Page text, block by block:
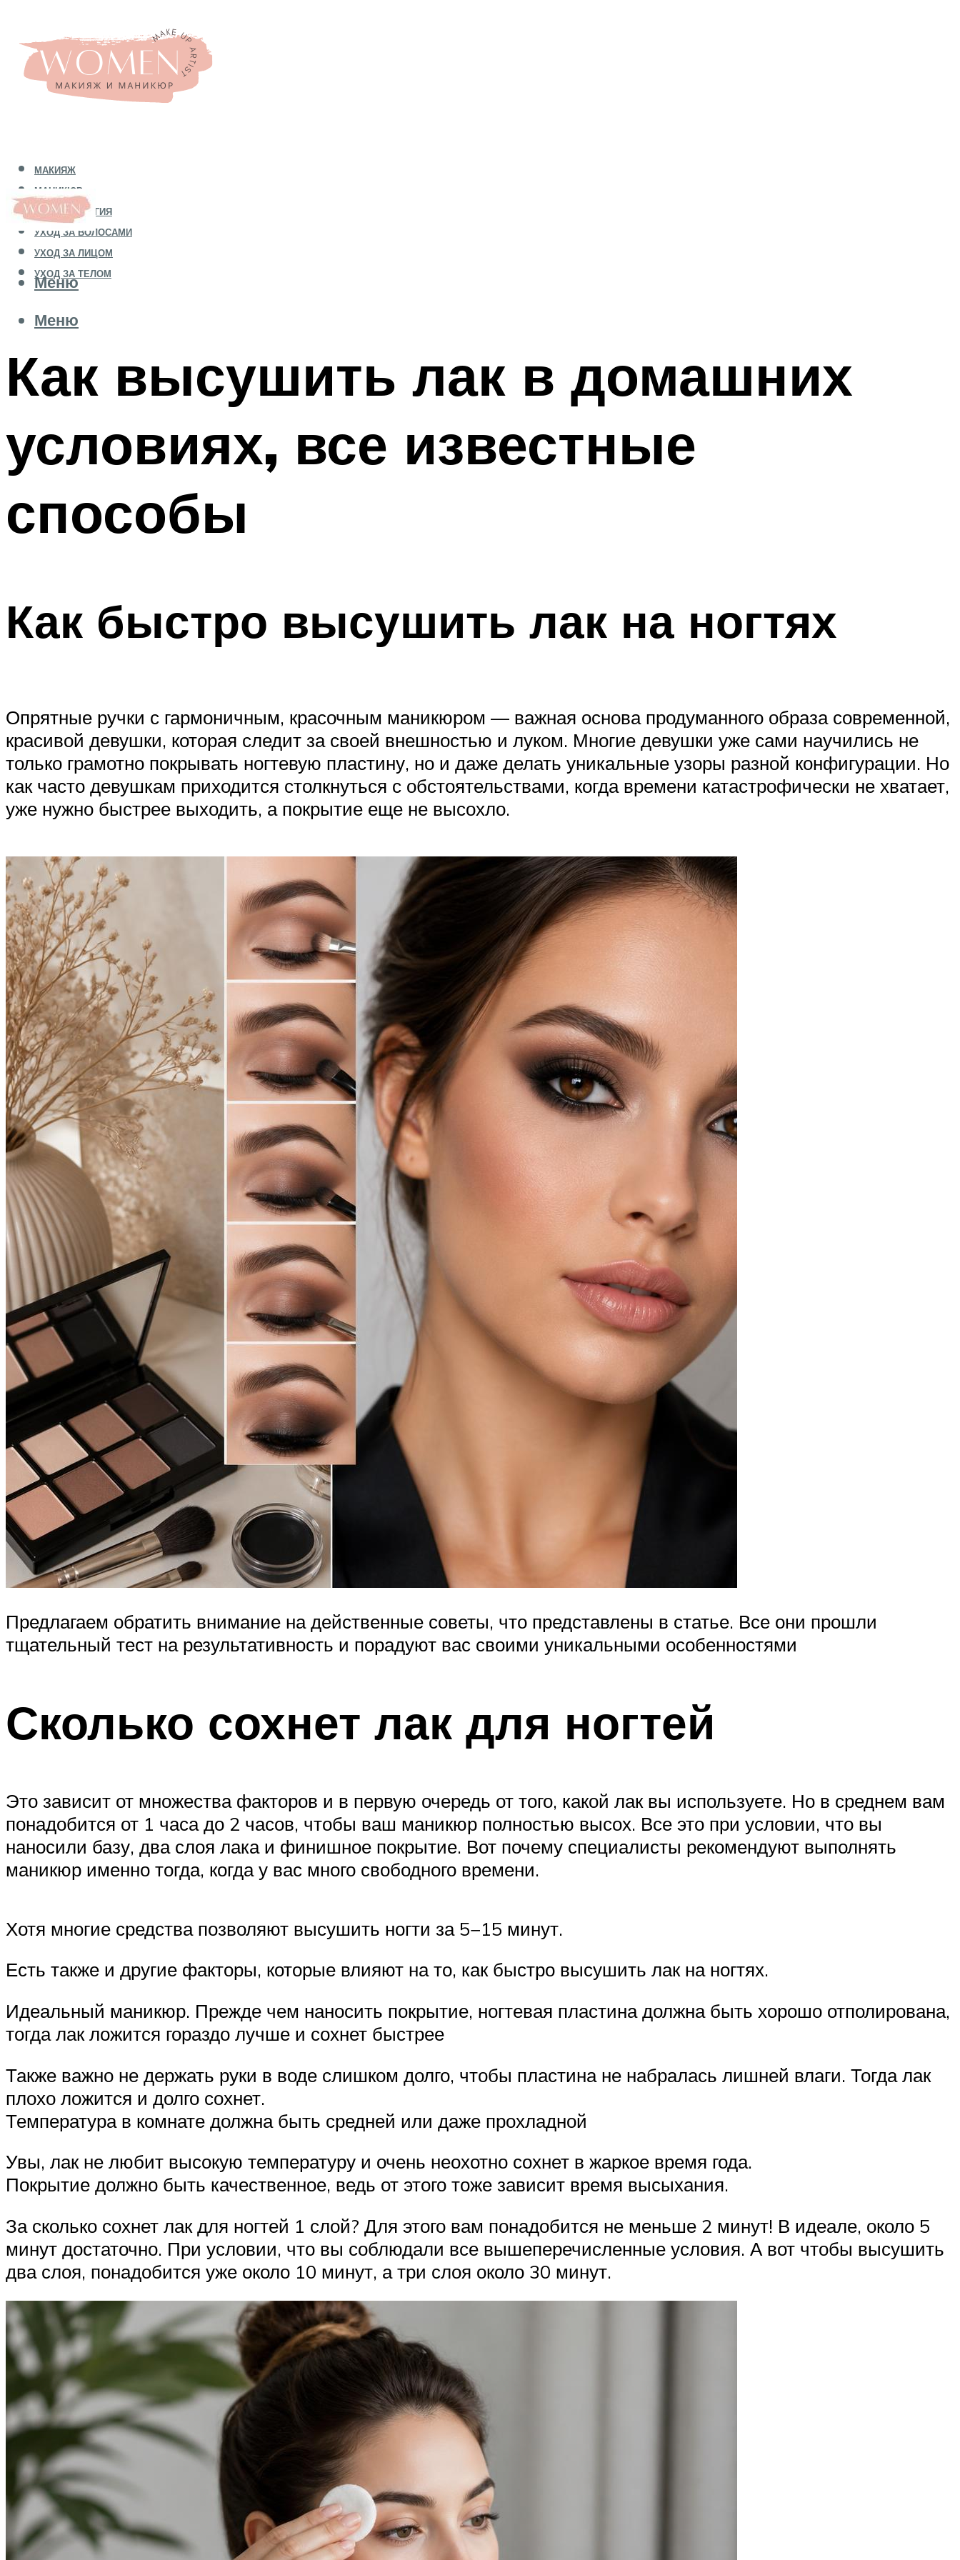
МАКИЯЖ
МАНИКЮР
КОСМЕТОЛОГИЯ
УХОД ЗА ВОЛОСАМИ
УХОД ЗА ЛИЦОМ
УХОД ЗА ТЕЛОМ
Меню
Меню
Как высушить лак в домашних
условиях, все известные
способы
Как быстро высушить лак на ногтях
Опрятные ручки с гармоничным, красочным маникюром — важная основа продуманного образа современной,
красивой девушки, которая следит за своей внешностью и луком. Многие девушки уже сами научились не
только грамотно покрывать ногтевую пластину, но и даже делать уникальные узоры разной конфигурации. Но
как часто девушкам приходится столкнуться с обстоятельствами, когда времени катастрофически не хватает,
уже нужно быстрее выходить, а покрытие еще не высохло.
Предлагаем обратить внимание на действенные советы, что представлены в статье. Все они прошли
тщательный тест на результативность и порадуют вас своими уникальными особенностями
Сколько сохнет лак для ногтей
Это зависит от множества факторов и в первую очередь от того, какой лак вы используете. Но в среднем вам
понадобится от 1 часа до 2 часов, чтобы ваш маникюр полностью высох. Все это при условии, что вы
наносили базу, два слоя лака и финишное покрытие. Вот почему специалисты рекомендуют выполнять
маникюр именно тогда, когда у вас много свободного времени.
Хотя многие средства позволяют высушить ногти за 5−15 минут.
Есть также и другие факторы, которые влияют на то, как быстро высушить лак на ногтях.
Идеальный маникюр. Прежде чем наносить покрытие, ногтевая пластина должна быть хорошо отполирована,
тогда лак ложится гораздо лучше и сохнет быстрее
Также важно не держать руки в воде слишком долго, чтобы пластина не набралась лишней влаги. Тогда лак
плохо ложится и долго сохнет.
Температура в комнате должна быть средней или даже прохладной
Увы, лак не любит высокую температуру и очень неохотно сохнет в жаркое время года.
Покрытие должно быть качественное, ведь от этого тоже зависит время высыхания.
За сколько сохнет лак для ногтей 1 слой? Для этого вам понадобится не меньше 2 минут! В идеале, около 5
минут достаточно. При условии, что вы соблюдали все вышеперечисленные условия. А вот чтобы высушить
два слоя, понадобится уже около 10 минут, а три слоя около 30 минут.